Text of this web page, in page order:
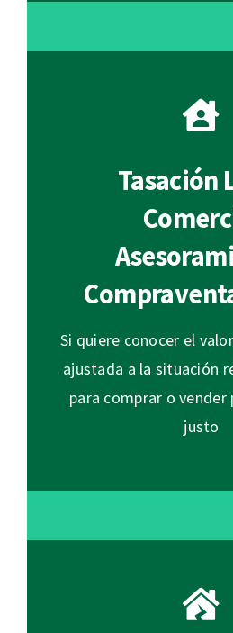
Tasación
Si quiere conocer el
ajustada a la situación
para comprar o
justo